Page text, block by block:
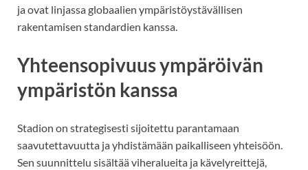
ja ovat linjassa globaalien ympäristöystävällisen
rakentamisen standardien kanssa.
Yhteensopivuus ympäröivän
ympäristön kanssa
Stadion on strategisesti sijoitettu parantamaan
saavutettavuutta ja yhdistämään paikalliseen yhteisöön.
Sen suunnittelu sisältää viheralueita ja kävelyreittejä,